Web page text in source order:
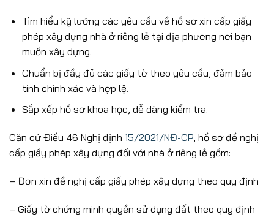
Tìm hiểu kỹ lưỡng các yêu cầu về hồ sơ xin cấp giấy
phép xây dựng nhà ở riêng lẻ tại địa phương nơi bạn
muốn xây dựng.
Chuẩn bị đầy đủ các giấy tờ theo yêu cầu, đảm bảo
tính chính xác và hợp lệ.
Sắp xếp hồ sơ khoa học, dễ dàng kiểm tra.
Căn cứ Điều 46 Nghị định 15/2021/NĐ-CP, hồ sơ đề nghị
cấp giấy phép xây dựng đối với nhà ở riêng lẻ gồm:
– Đơn xin đề nghị cấp giấy phép xây dựng theo quy định
– Giấy tờ chứng minh quyền sử dụng đất theo quy định